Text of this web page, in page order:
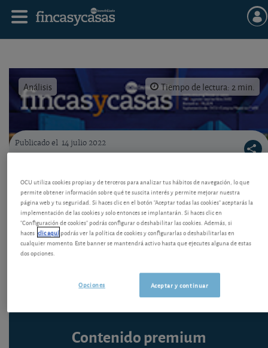
Análisis Tiempo de lectura: 2 min.
Portada de Fincas y casas 102
Publicado el 14 julio 2022
Más de 15 contenidos de OCU Inmobiliario con
consejos concretos para lograr ahorros en sus
inmuebles, en compra, alquiler, comunidad de
propietarios, impuestos. Vea por ejemplo el
contenido sobre el cohousing.
Contenido premium
OCU utiliza cookies propias y de terceros para analizar tus hábitos de navegación, lo que
permite obtener información sobre qué te suscita interés y permite mejorar nuestra
página web y tu seguridad. Si haces clic en el botón "Aceptar todas las cookies" aceptarás la
implementación de las cookies y solo entonces se implantarán. Si haces clic en
"Configuración de cookies" podrás configurar o deshabilitar las cookies. Además, si
haces clic aquípodrás ver la política de cookies y configurarlas o deshabilitarlas en
cualquier momento. Este banner se mantendrá activo hasta que ejecutes alguna de estas
dos opciones.
Aceptar y continuar
Opciones